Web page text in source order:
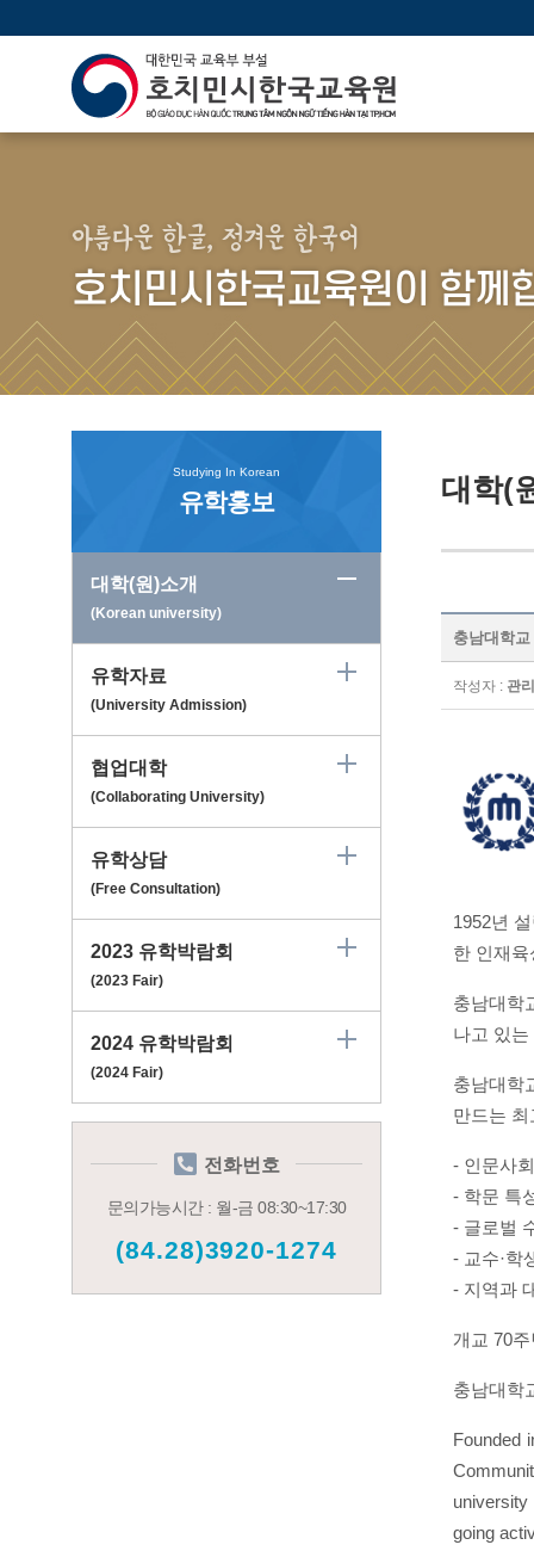
아름다운 한글, 정겨운 한국어
호치민시한국교육원이 함께
Studying In Korean
유학홍보
대학(원)소개
(Korean university)
유학자료
(University Admission)
협업대학
(Collaborating University)
유학상담
(Free Consultation)
2023 유학박람회
(2023 Fair)
2024 유학박람회
(2024 Fair)
전화번호
문의가능시간 : 월-금 08:30~17:30
(84.28)3920-1274
대학(
충남대학
작성자 : 관
1952년
한 인재
충남대학
나고 있는
충남대학
만드는
- 인문사
- 학문 특
- 글로벌
- 교수·학
- 지역과
개교 70
충남대학
Founded
university
going